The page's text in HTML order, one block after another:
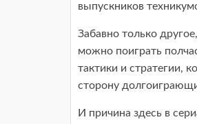
выпускников
Забавно только
можно поиграть
тактики и стратегии,
сторону
И причина здесь в